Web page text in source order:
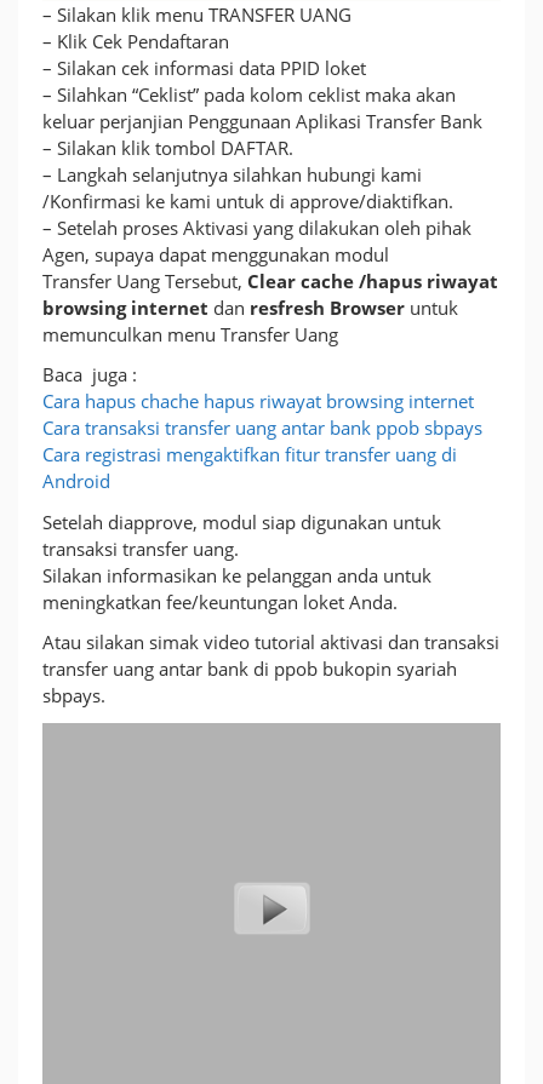
– Silakan klik menu TRANSFER UANG
– Klik Cek Pendaftaran
– Silakan cek informasi data PPID loket
– Silahkan “Ceklist” pada kolom ceklist maka akan
keluar perjanjian Penggunaan Aplikasi Transfer Bank
– Silakan klik tombol DAFTAR.
– Langkah selanjutnya silahkan hubungi kami
/Konfirmasi ke kami untuk di approve/diaktifkan.
– Setelah proses Aktivasi yang dilakukan oleh pihak
Agen, supaya dapat menggunakan modul
Transfer Uang Tersebut, Clear cache /hapus riwayat
browsing internet dan resfresh Browser untuk
memunculkan menu Transfer Uang
Baca juga :
Cara hapus chache hapus riwayat browsing internet
Cara transaksi transfer uang antar bank ppob sbpays
Cara registrasi mengaktifkan fitur transfer uang di
Android
Setelah diapprove, modul siap digunakan untuk
transaksi transfer uang.
Silakan informasikan ke pelanggan anda untuk
meningkatkan fee/keuntungan loket Anda.
Atau silakan simak video tutorial aktivasi dan transaksi
transfer uang antar bank di ppob bukopin syariah
sbpays.